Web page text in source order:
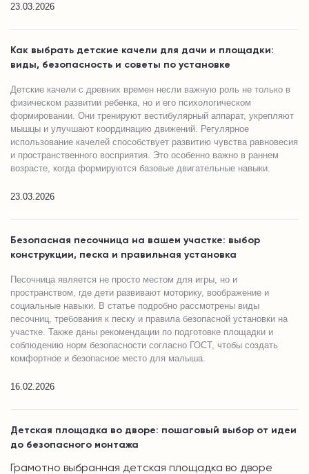
23.03.2026
Как выбрать детские качели для дачи и площадки:
виды, безопасность и советы по установке
Детские качели с древних времен несли важную роль не только в
физическом развитии ребенка, но и его психологическом
формировании. Они тренируют вестибулярный аппарат, укрепляют
мышцы и улучшают координацию движений. Регулярное
использование качелей способствует развитию чувства равновесия
и пространственного восприятия. Это особенно важно в раннем
возрасте, когда формируются базовые двигательные навыки.
23.03.2026
Безопасная песочница на вашем участке: выбор
конструкции, песка и правильная установка
Песочница является не просто местом для игры, но и
пространством, где дети развивают моторику, воображение и
социальные навыки. В статье подробно рассмотрены виды
песочниц, требования к песку и правила безопасной установки на
участке. Также даны рекомендации по подготовке площадки и
соблюдению норм безопасности согласно ГОСТ, чтобы создать
комфортное и безопасное место для малыша.
16.02.2026
Детская площадка во дворе: пошаговый выбор от идеи
до безопасного монтажа
Грамотно выбранная детская площадка во дворе